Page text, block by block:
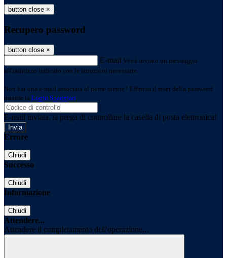
button close ×
Recupero password
button close ×
E-mail Verrà inviato un messaggio
all'indirizzo indicato con le istruzioni necessarie.
Non hai una e-mail associata al nome utente? Effettua il reset della password
tramite la Login Spaggiari
E-mail inviata, si prega di controllare la casella di posta elettronica!
Errore
Chiudi
Successo
Chiudi
Informazione
Chiudi
Attendere...
Attendere il completamento dell'operazione...